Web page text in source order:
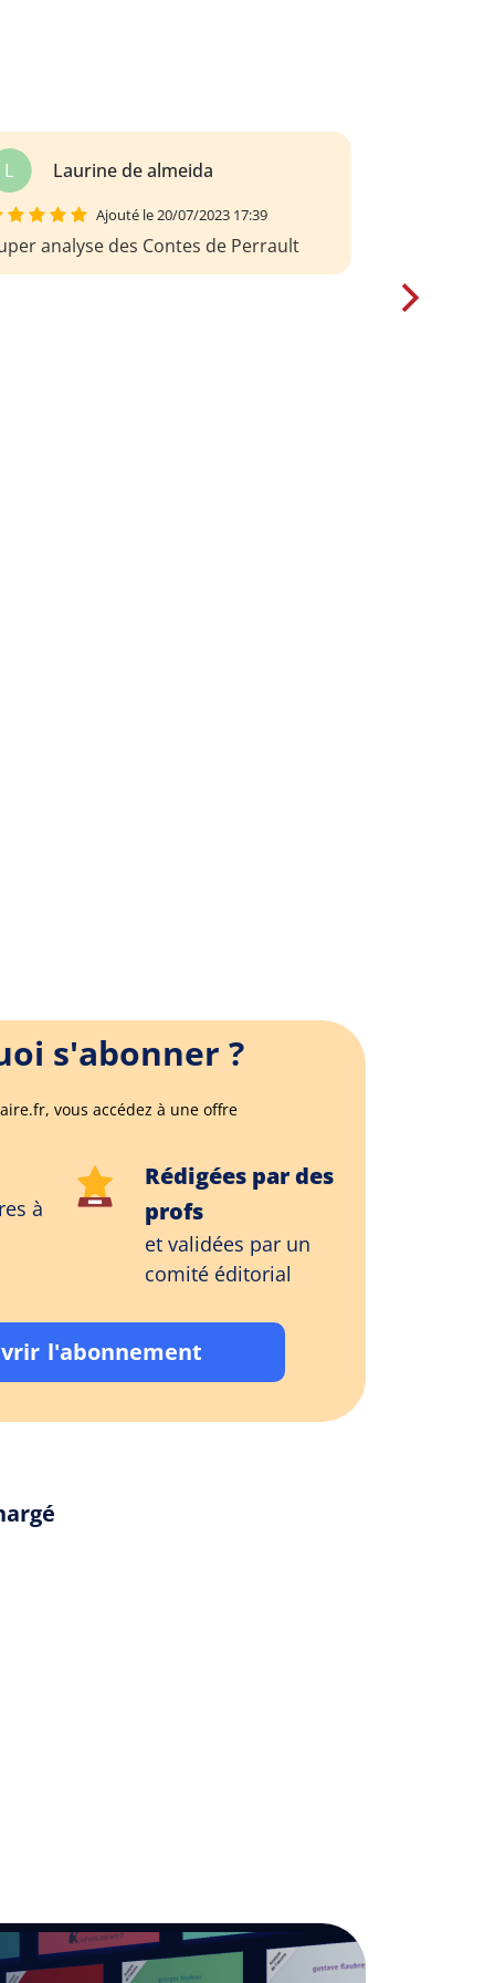
s'abonner ?
vous accédez à une offre
à
Rédigées par des
profs
et validées par un
comité éditorial
l'abonnement